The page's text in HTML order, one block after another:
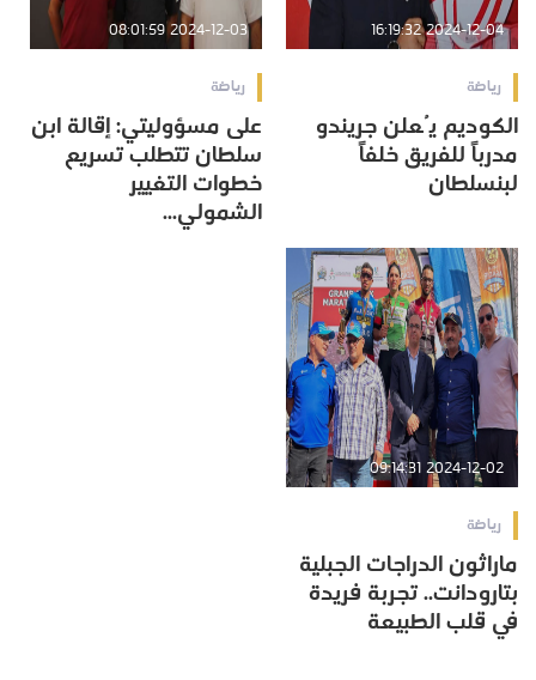
2024-12-04 16:19:32
رياضة
الكوديم يُعلن جريندو
مدرباً للفريق خلفاً
لبنسلطان
2024-12-03 08:01:59
رياضة
على مسؤوليتي: إقالة ابن
سلطان تتطلب تسريع
خطوات التغيير
الشمولي...
2024-12-02 09:14:31
رياضة
ماراثون الدراجات الجبلية
بتارودانت.. تجربة فريدة
في قلب الطبيعة